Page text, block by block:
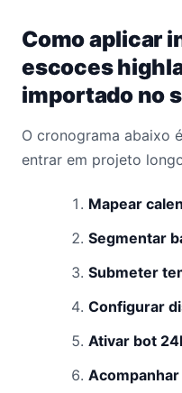
Como aplicar
escoces
importado no
O cronograma abaixo
entrar em projeto
Mapear
Segmentar
Submeter
Configurar
Ativar bot